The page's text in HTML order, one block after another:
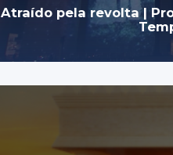
Atraído pela revolta |